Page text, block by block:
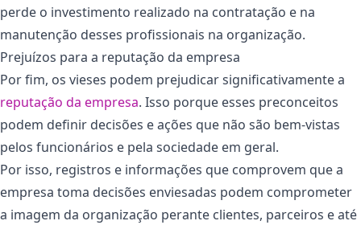
perde o investimento realizado na contratação e na
manutenção desses profissionais na organização.
Prejuízos para a reputação da empresa
Por fim, os vieses podem prejudicar significativamente a
reputação da empresa. Isso porque esses preconceitos
podem definir decisões e ações que não são bem-vistas
pelos funcionários e pela sociedade em geral.
Por isso, registros e informações que comprovem que a
empresa toma decisões enviesadas podem comprometer
a imagem da organização perante clientes, parceiros e até